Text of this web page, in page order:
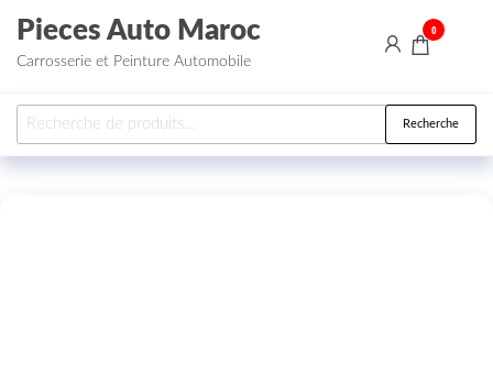
Aller au contenu
Pieces Auto Maroc
Carrosserie et Peinture Automobile
0
Recherche pour : Recherche